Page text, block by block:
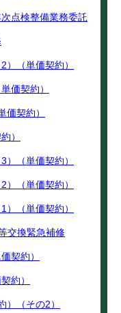
点検整備業務委託
（単価契約）
価契約）
価契約）
）
）（単価契約）
）（単価契約）
）（単価契約）
交換緊急補修
契約）
約）
）（その2）